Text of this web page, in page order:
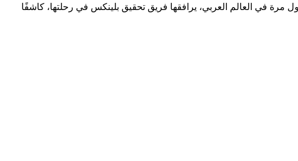
مرة في العالم العربي، يرافقها فريق تحقيق بلينكس في رحلتها، كاشفًا